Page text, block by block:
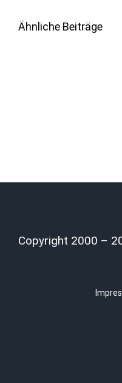
Ähnliche Beiträge
Copyright 2000 –